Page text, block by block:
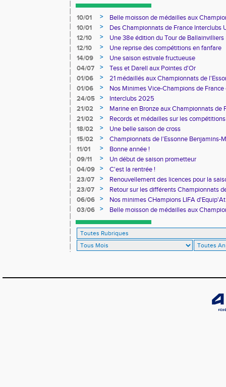
10/01 >
Belle moisson de médailles aux
10/01
>
Des Championnats de France Interclubs
France de Marathon Marche en passant
12/10 >
Une 38e édition du Tour de Ballainvilliers
12/10
>
Une reprise des compétitions en fanfare
14/09
>
Une saison estivale fructueuse
04/07
>
Tess et Darell aux Pointes d'Or
01/06
>
21 médaillés aux Championnats de
01/06
>
Nos Minimes Vice-Champions de
24/05
>
Interclubs 2025
21/02
>
Marine en Bronze aux Championnats de
21/02
>
Records et médailles sur les
18/02
>
Une belle saison de cross
15/02
>
Championnats de l'Essonne Benjamins-
11/01
>
Bonne année !
09/11
>
Un début de saison prometteur
04/09
>
C'est la rentrée !
23/07
>
Renouvellement des licences pour la
23/07
>
Retour sur les différents Championnats
06/06
>
Nos minimes CHampions LIFA
03/06
> Belle moisson de médailles aux